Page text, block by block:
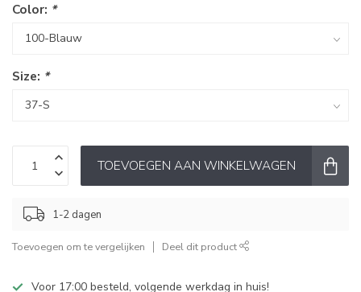
Color: *
Size: *
TOEVOEGEN AAN WINKELWAGEN
1-2 dagen
Toevoegen om te vergelijken Deel dit product
Voor 17:00 besteld, volgende werkdag in huis!